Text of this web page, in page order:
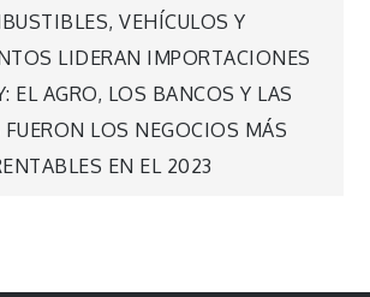
VEHÍCULOS Y
LIDERAN IMPORTACIONES
EL AGRO, LOS BANCOS Y LAS
LOS NEGOCIOS MÁS
EN EL 2023